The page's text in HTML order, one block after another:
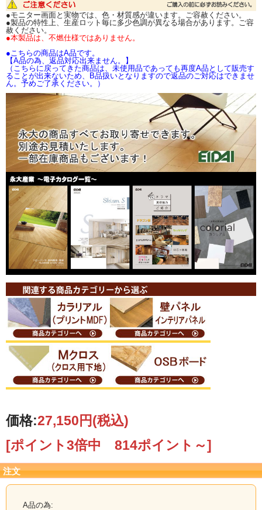
連絡致します。
カラリアル（石目柄）
サイズ NX4101 NX1102
3×920×2700mm（2
枚入）
3×1225×2135mm（2
枚入）
サイズ
NX3108
NX3110
3×920×2700mm（2
枚入）
3×1225×2135mm（2
枚入）
サイズ
NX3111 NX3112 NX3113 NX2114
NX3115
3×920×2700mm（2
枚入）
3×1225×2135mm（2
枚入）
サイズ
NX1116 NX2117 NX1118 NX3119
NX1120
3×920×2700mm（2
枚入）
3×1225×2135mm（2
枚入）
お取り寄せ品の為、メーカー確認後、発送日をご
連絡致します。
【カット注文について】
実際に必要な寸法をお知らせ頂ければ、こちらでノコ目を計算してカットいたし
ます。
ご希望寸法が原板より取れずカットできない際は、ご連絡いたします。
カットのご希望は、ご注文の備考欄へカット寸法をご記入いただくか、メール
またはFAXにて図面を当店までお送り下さい。
その際、端材の有無も必ずご連絡下さい。 端材有無のご指示がない場合は、端材
●モニター画面と実物では、色・材質感が違います。ご容赦ください。
●製品の特性上、生産ロット毎に多少色調が異なる場合があります。ご容
赦ください。
●本製品は、不燃仕様ではありません。
●こちらの商品はA品です。
【A品の為、返品対応出来ません。】
（こちらに戻ってきた商品は、未使用品であっても再度A品として販売す
ることが出来ないため、B品扱いとなりますので返品のご対応はできませ
ん。予めご了承ください。）
価格:27,150円(税込)
[ポイント3倍中 814ポイント～]
注文
A品の為: